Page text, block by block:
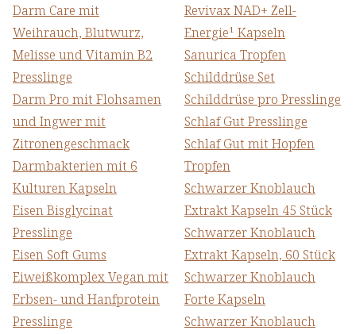
Darm Care mit
Weihrauch, Blutwurz,
Melisse und Vitamin B2
Presslinge
Darm Pro mit Flohsamen
und Ingwer mit
Zitronengeschmack
Darmbakterien mit 6
Kulturen Kapseln
Eisen Bisglycinat
Presslinge
Eisen Soft Gums
Eiweißkomplex Vegan mit
Erbsen- und Hanfprotein
Presslinge
Revivax NAD+ Zell-
Energie¹ Kapseln
Sanurica Tropfen
Schilddrüse Set
Schilddrüse pro Presslinge
Schlaf Gut Presslinge
Schlaf Gut mit Hopfen
Tropfen
Schwarzer Knoblauch
Extrakt Kapseln 45 Stück
Schwarzer Knoblauch
Extrakt Kapseln, 60 Stück
Schwarzer Knoblauch
Forte Kapseln
Schwarzer Knoblauch